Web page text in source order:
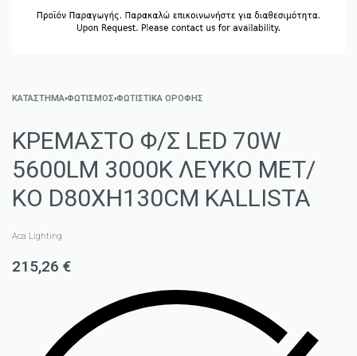
ΚΑΤΑΣΤΗΜΑ›ΦΩΤΙΣΜΌΣ›ΦΩΤΙΣΤΙΚΆ ΟΡΟΦΉΣ
ΚΡΕΜΑΣΤΟ Φ/Σ LED 70W
5600LM 3000K ΛΕΥΚΟ ΜΕΤ/
ΚΟ D80XH130CM KALLISTA
Aca Lighting
215,26 €